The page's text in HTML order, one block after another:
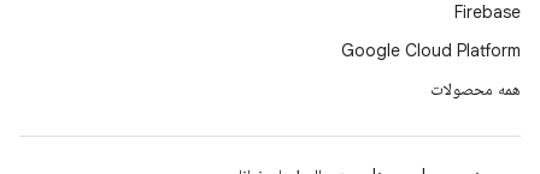
Firebase
Google Cloud Platform
همه محصولات